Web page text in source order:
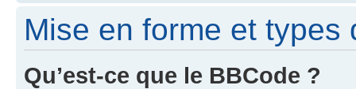
Mise en forme et types
Qu’est-ce que le BBCode ?